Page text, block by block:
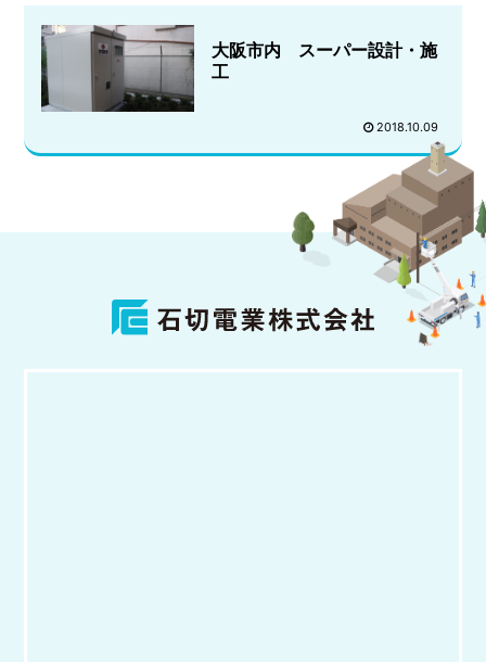
大阪市内 スーパー設計・施
工
2018.10.09